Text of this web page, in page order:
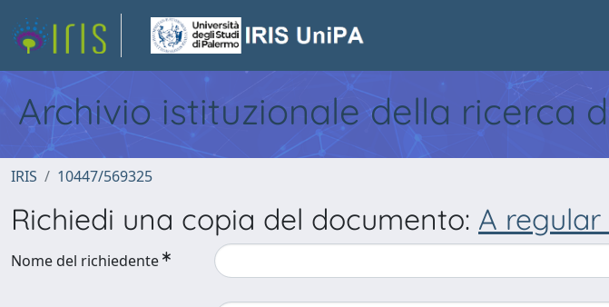
Archivio istituzionale della ricerca
IRIS 10447/569325
Richiedi una copia del documento: A
Nome del richiedente